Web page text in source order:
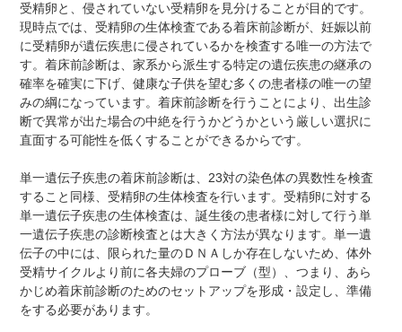
受精卵と、侵されていない受精卵を見分けることが目的です。
現時点では、受精卵の生体検査である着床前診断が、妊娠以前
に受精卵が遺伝疾患に侵されているかを検査する唯一の方法で
す。着床前診断は、家系から派生する特定の遺伝疾患の継承の
確率を確実に下げ、健康な子供を望む多くの患者様の唯一の望
みの綱になっています。着床前診断を行うことにより、出生診
断で異常が出た場合の中絶を行うかどうかという厳しい選択に
直面する可能性を低くすることができるからです。
単一遺伝子疾患の着床前診断は、23対の染色体の異数性を検査
すること同様、受精卵の生体検査を行います。受精卵に対する
単一遺伝子疾患の生体検査は、誕生後の患者様に対して行う単
一遺伝子疾患の診断検査とは大きく方法が異なります。単一遺
伝子の中には、限られた量のＤＮＡしか存在しないため、体外
受精サイクルより前に各夫婦のプローブ（型）、つまり、あら
かじめ着床前診断のためのセットアップを形成・設定し、準備
をする必要があります。